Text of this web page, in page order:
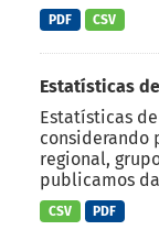
PDF CSV
Estatísticas
Estatísticas
considerando
regional,
publicamos
CSV PDF